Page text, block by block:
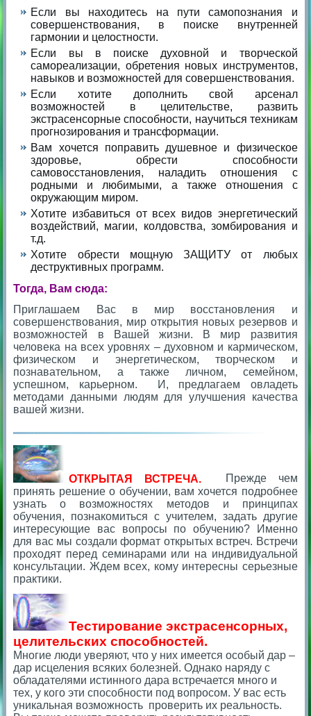
Если вы находитесь на пути самопознания и
совершенствования, в поиске внутренней
гармонии и целостности.
Если вы в поиске духовной и творческой
самореализации, обретения новых инструментов,
навыков и возможностей для совершенствования.
Если хотите дополнить свой арсенал
возможностей в целительстве, развить
экстрасенсорные способности, научиться техникам
прогнозирования и трансформации.
Вам хочется поправить душевное и физическое
здоровье, обрести способности
самовосстановления, наладить отношения с
родными и любимыми, а также отношения с
окружающим миром.
Хотите избавиться от всех видов энергетический
воздействий, магии, колдовства, зомбирования и
т.д.
Хотите обрести мощную ЗАЩИТУ от любых
деструктивных программ.
Тогда, Вам сюда:
Приглашаем Вас в мир восстановления и
совершенствования, мир открытия новых резервов и
возможностей в Вашей жизни. В мир развития
человека на всех уровнях – духовном и кармическом,
физическом и энергетическом, творческом и
познавательном, а также личном, семейном,
успешном, карьерном. И, предлагаем овладеть
методами данными людям для улучшения качества
вашей жизни.
ОТКРЫТАЯ ВСТРЕЧА.
Прежде чем
принять решение о обучении, вам хочется подробнее
узнать о возможностях методов и принципах
обучения, познакомиться с учителем, задать другие
интересующие вас вопросы по обучению? Именно
для вас мы создали формат открытых встреч. Встречи
проходят перед семинарами или на индивидуальной
консультации. Ждем всех, кому интересны серьезные
практики.
Тестирование экстрасенсорных,
целительских способностей.
Многие люди уверяют, что у них имеется особый дар –
дар исцеления всяких болезней. Однако наряду с
обладателями истинного дара встречается много и
тех, у кого эти способности под вопросом. У вас есть
уникальная возможность проверить их реальность.